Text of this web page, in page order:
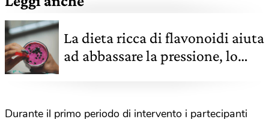
La dieta ricca di flavonoidi aiuta
ad abbassare la pressione, lo
Durante il primo periodo di intervento i partecipanti